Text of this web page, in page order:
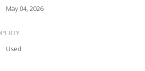
May 04, 2026
Used